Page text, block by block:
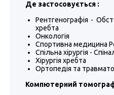
Де застосовується :
Рентгенографія -
хребта
Онкологія
Спортивна медицина
Спільна хірургія -
Хірургія хребта
Ортопедія та
Компютерний